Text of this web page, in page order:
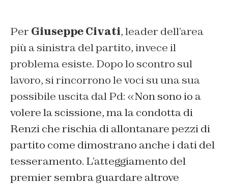
Per Giuseppe Civati, leader dell’area
più a sinistra del partito, invece il
problema esiste. Dopo lo scontro sul
lavoro, si rincorrono le voci su una sua
possibile uscita dal Pd: «Non sono io a
volere la scissione, ma la condotta di
Renzi che rischia di allontanare pezzi di
partito come dimostrano anche i dati del
tesseramento. L’atteggiamento del
premier sembra guardare altrove